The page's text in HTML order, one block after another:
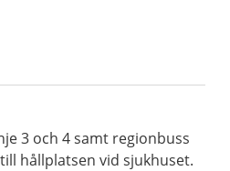
3 och 4 samt regionbuss
hållplatsen vid sjukhuset.